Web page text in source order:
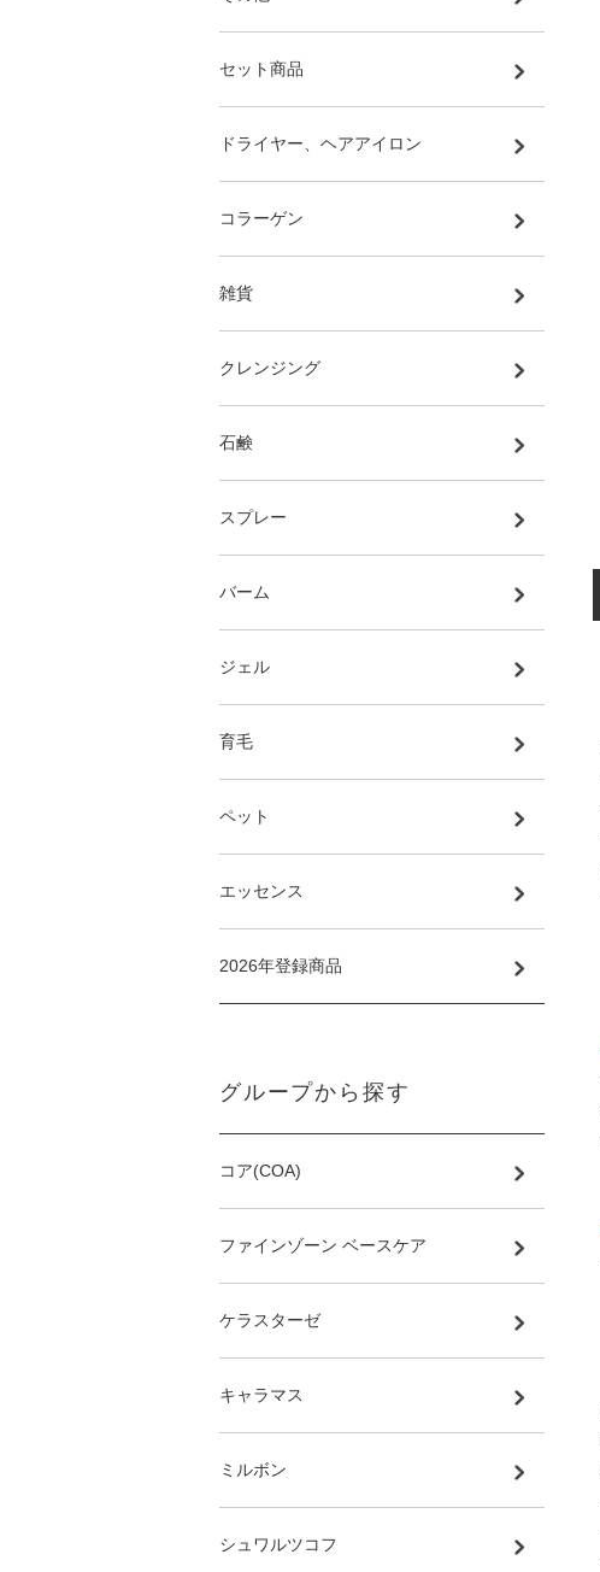
セット商品
ドライヤー、ヘアアイロン
コラーゲン
雑貨
クレンジング
石鹸
スプレー
バーム
ジェル
育毛
ペット
エッセンス
2026年登録商品
グループから探す
コア(COA)
ファインゾーン ベースケア
ケラスターゼ
キャラマス
ミルボン
シュワルツコフ